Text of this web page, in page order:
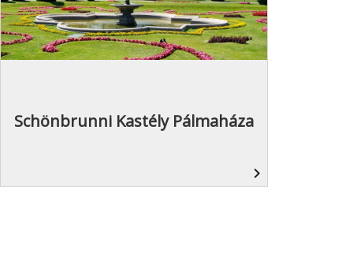
Schönbrunni Kastély Pálmaháza
navigate_next